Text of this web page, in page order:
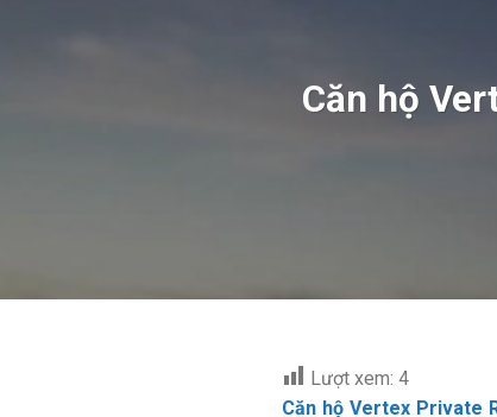
Căn hộ
Lượt xem: 4
Căn hộ Vertex Private